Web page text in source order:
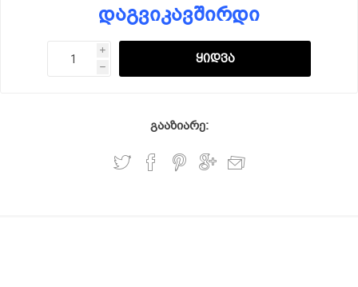
დაგვიკავშირდი
i
h
გააზიარე: